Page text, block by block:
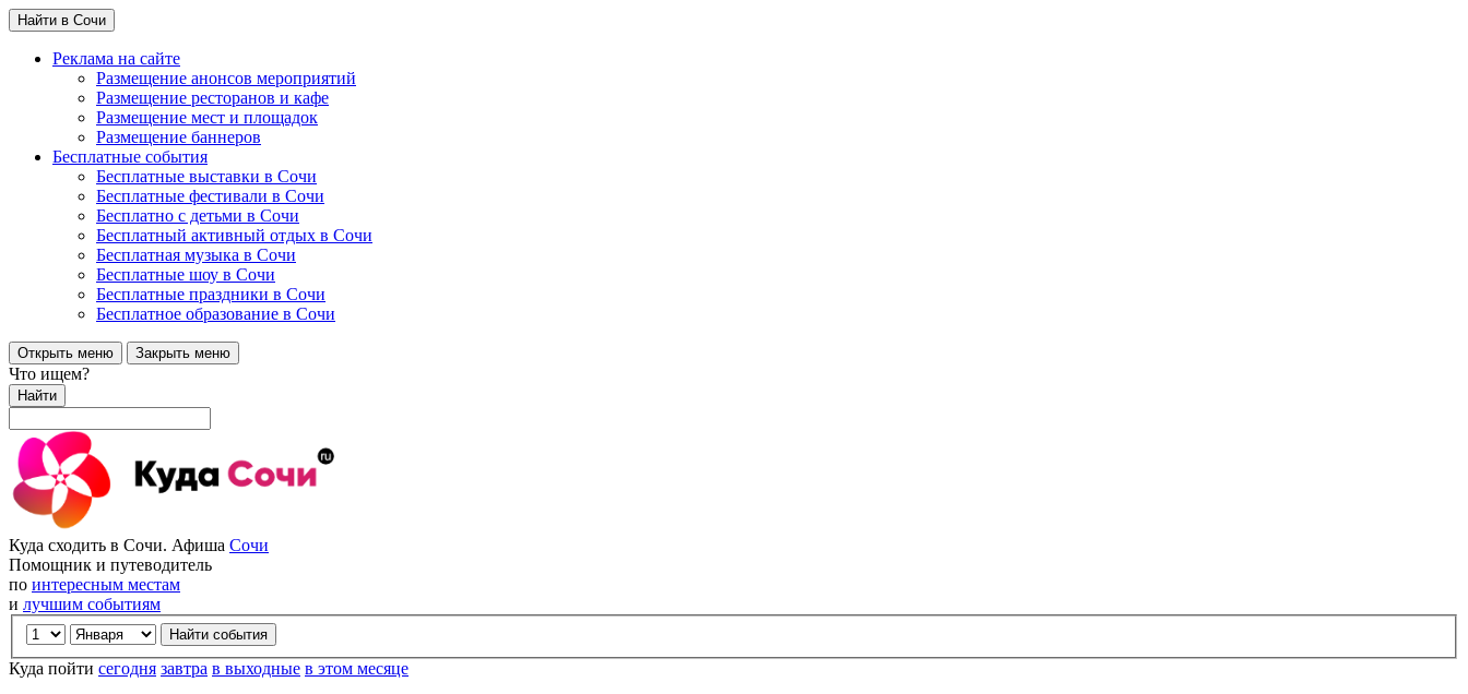
Найти в Сочи
Реклама на сайте
Размещение анонсов мероприятий
Размещение ресторанов и кафе
Размещение мест и площадок
Размещение баннеров
Бесплатные события
Бесплатные выставки в Сочи
Бесплатные фестивали в Сочи
Бесплатно с детьми в Сочи
Бесплатный активный отдых в Сочи
Бесплатная музыка в Сочи
Бесплатные шоу в Сочи
Бесплатные праздники в Сочи
Бесплатное образование в Сочи
Открыть меню Закрыть меню
Что ищем?
Найти
Куда сходить в Сочи. Афиша Сочи
Помощник и путеводитель
по интересным местам
и лучшим событиям
Куда пойти сегодня завтра в выходные в этом месяце